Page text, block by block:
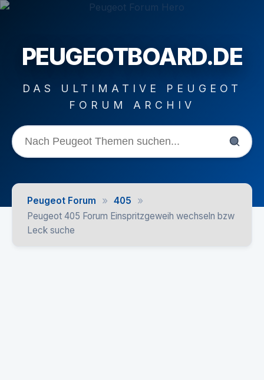
PEUGEOTBOARD.DE
DAS ULTIMATIVE PEUGEOT
FORUM ARCHIV
Peugeot Forum » 405 »
Peugeot 405 Forum Einspritzgeweih wechseln bzw
Leck suche